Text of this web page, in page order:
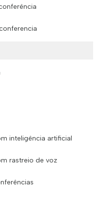
inteligência artificial
rastreio de voz